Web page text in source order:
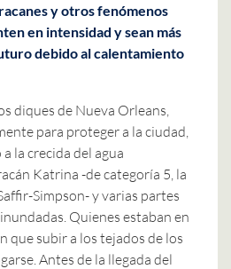
y otros fenómenos
en intensidad y sean más
debido al calentamiento
diques de Nueva Orleans,
para proteger a la ciudad,
la crecida del agua
Katrina -de categoría 5, la
Simpson- y varias partes
Quienes estaban en
que subir a los tejados de los
Antes de la llegada del